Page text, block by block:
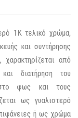
1Κ τελικό χρώμα,
και συντήρησης
από
και διατήρηση του
στο φως και τους
ως γυαλιστερό
ή ως χρώμα